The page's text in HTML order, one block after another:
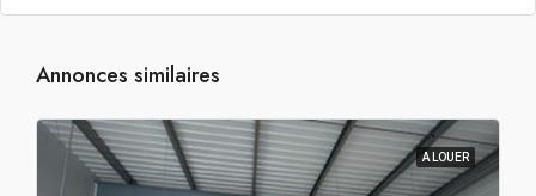
Annonces similaires
A LOUER